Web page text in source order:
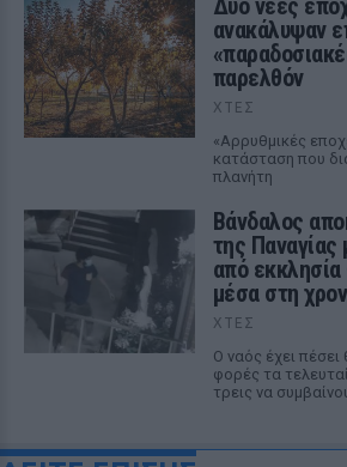
Δύο νέες
ανακάλυψαν
παρελθόν
ΧΤΕΣ
«Αρρυθμικές
κατάσταση που
πλανήτη
Βάνδαλος
της
από εκκλησία
μέσα στη
ΧΤΕΣ
Ο ναός έχει
φορές τα
τρεις να